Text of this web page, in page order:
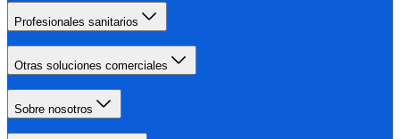
Profesionales sanitarios
Otras soluciones comerciales
Sobre nosotros